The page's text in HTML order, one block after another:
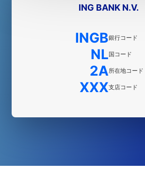
ING BANK N.V.
INGB銀行コード
NL国コード
2A所在地コード
XXX支店コード